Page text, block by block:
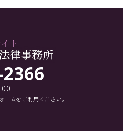
00
ムをご利用ください。